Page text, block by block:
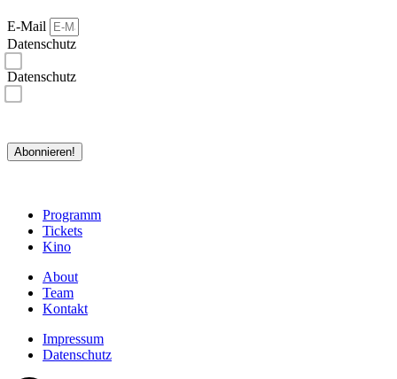
E-Mail
Datenschutz
Datenschutz
Abonnieren!
Programm
Tickets
Kino
About
Team
Kontakt
Impressum
Datenschutz